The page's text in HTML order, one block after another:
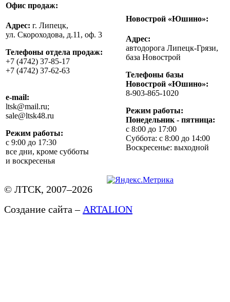
Офис продаж:
Адрес: г. Липецк,
ул. Скороходова, д.11, оф. 3
Телефоны отдела продаж:
+7 (4742) 37-85-17
+7 (4742) 37-62-63
e-mail:
ltsk@mail.ru;
sale@ltsk48.ru
Режим работы:
с 9:00 до 17:30
все дни, кроме субботы
и воскресенья
Новострой «Юшино»:
Адрес:
автодорога Липецк-Грязи,
база Новострой
Телефоны базы
Новострой «Юшино»:
8-903-865-1020
Режим работы:
Понедельник - пятница:
с 8:00 до 17:00
Суббота: с 8:00 до 14:00
Воскресенье: выходной
© ЛТСК, 2007–2026
Создание сайта –ARTALION